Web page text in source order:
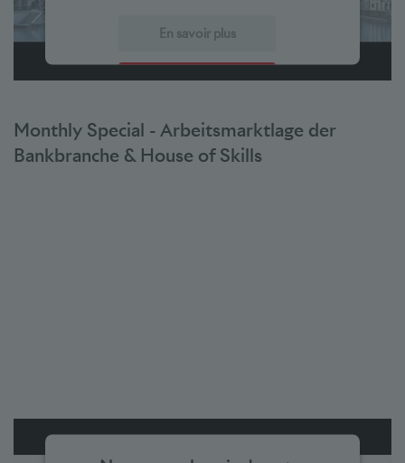
En savoir plus
Accepter
powered by Usercentrics Consent Management Platform
Monthly Special - Arbeitsmarktlage der
Bankbranche & House of Skills